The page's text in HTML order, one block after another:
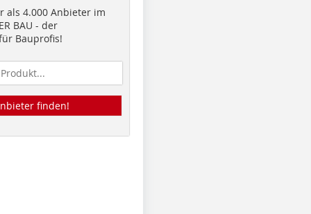
als 4.000 Anbieter im
BAU - der
Bauprofis!
finden!